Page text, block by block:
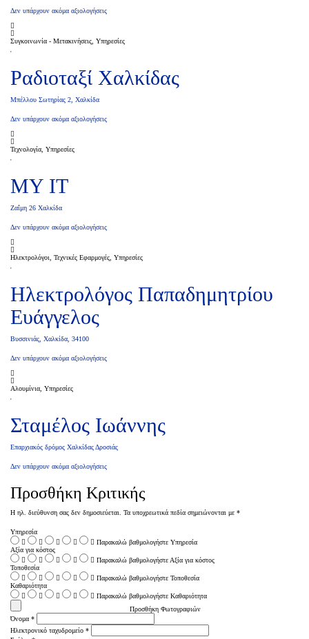
Δεν υπάρχουν ακόμα αξιολογήσεις
Συγκοινωνία - Μετακινήσεις, Υπηρεσίες
Ραδιοταξί Χαλκίδας
Μπέλλου Σωτηρίας 2, Χαλκίδα
Δεν υπάρχουν ακόμα αξιολογήσεις
Τεχνολογία, Υπηρεσίες
MY IT
Ζαΐμη 26 Χαλκίδα
Δεν υπάρχουν ακόμα αξιολογήσεις
Ηλεκτρολόγοι, Τεχνικές Εφαρμογές, Υπηρεσίες
Ηλεκτρολόγος Παπαδημητρίου
Ευάγγελος
Βυσσινιάς, Χαλκίδα, 34100
Δεν υπάρχουν ακόμα αξιολογήσεις
Αλουμίνια, Υπηρεσίες
Σταμέλος Ιωάννης
Επαρχιακός δρόμος Χαλκίδας Δροσιάς
Δεν υπάρχουν ακόμα αξιολογήσεις
Προσθήκη Κριτικής
Η ηλ. διεύθυνση σας δεν δημοσιεύεται. Τα υποχρεωτικά πεδία σημειώνονται με *
Υπηρεσία
Παρακαλώ βαθμολογήστε Υπηρεσία
Αξία για κόστος
Παρακαλώ βαθμολογήστε Αξία για κόστος
Τοποθεσία
Παρακαλώ βαθμολογήστε Τοποθεσία
Καθαριότητα
Παρακαλώ βαθμολογήστε Καθαριότητα
Προσθήκη Φωτογραφιών
Όνομα *
Ηλεκτρονικό ταχυδρομείο *